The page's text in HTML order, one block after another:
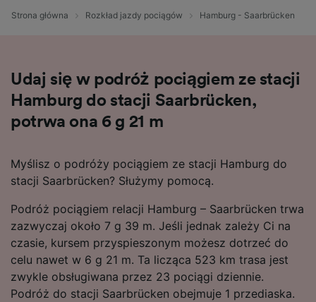
Strona główna Rozkład jazdy pociągów Hamburg - Saarbrücken
Udaj się w podróż pociągiem ze stacji
Hamburg do stacji Saarbrücken,
potrwa ona 6 g 21 m
Myślisz o podróży pociągiem ze stacji Hamburg do
stacji Saarbrücken? Służymy pomocą.
Podróż pociągiem relacji Hamburg – Saarbrücken trwa
zazwyczaj około 7 g 39 m. Jeśli jednak zależy Ci na
czasie, kursem przyspieszonym możesz dotrzeć do
celu nawet w 6 g 21 m. Ta licząca 523 km trasa jest
zwykle obsługiwana przez 23 pociągi dziennie.
Podróż do stacji Saarbrücken obejmuje 1 przediaska.